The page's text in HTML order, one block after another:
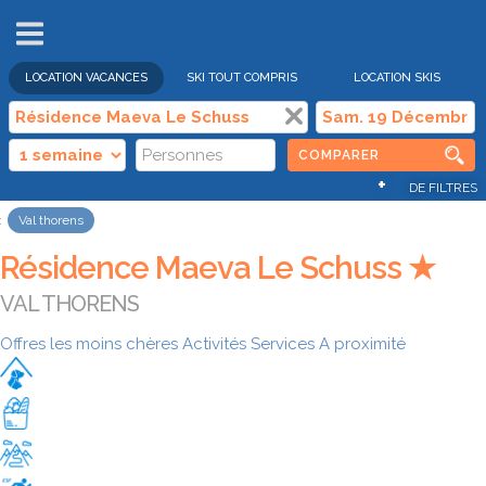
LOCATION VACANCES SKI TOUT COMPRIS LOCATION SKIS
COMPARER
+ DE FILTRES
Val thorens
Résidence Maeva Le Schuss ★
VAL THORENS
Offres les moins chères Activités Services A proximité